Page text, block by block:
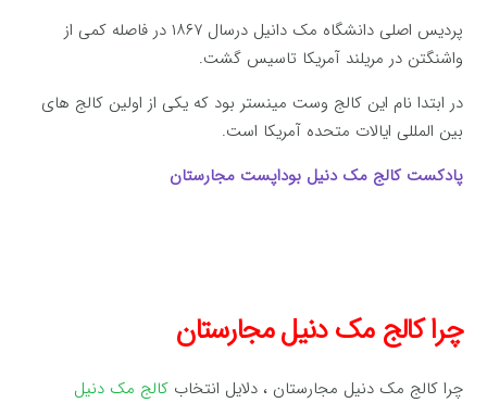
پردیس اصلی دانشگاه مک دانیل درسال ۱۸۶۷ در فاصله کمی از
واشنگتن در مریلند آمریکا تاسیس گشت.
در ابتدا نام این کالج وست مینستر بود که یکی از اولین کالج های
بین المللی ایالات متحده آمریکا است.
پادکست کالج مک دنیل بوداپست مجارستان
چرا کالج مک دنیل مجارستان
چرا کالج مک دنیل مجارستان ، دلایل انتخابکالج مک دنیل